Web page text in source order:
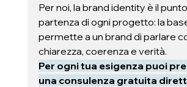
Per noi, la brand identity è il
partenza di ogni progetto: la
permette a un brand di parlare
chiarezza, coerenza e verità.
Per ogni tua esigenza puoi
una consulenza gratuita